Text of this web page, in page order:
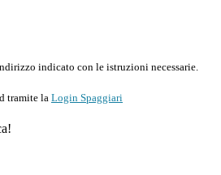
indicato con le istruzioni necessarie.
tramite la Login Spaggiari